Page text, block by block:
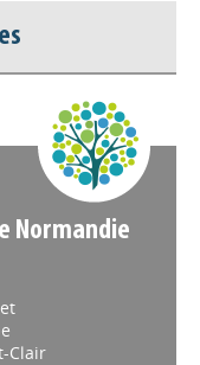
Normandie
Clair